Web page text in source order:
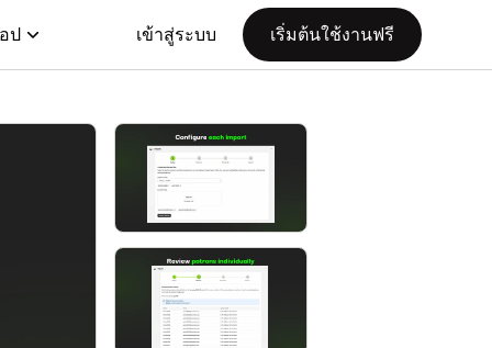
ป เข้าสู่ระบบ เริ่มต้นใช้งานฟรี